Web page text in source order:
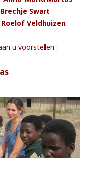
Swart
Veldhuizen
u voorstellen :